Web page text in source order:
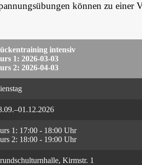
können zu einer
intensiv
1: 2026-03-03
2: 2026-04-03
1: 17:00 - 18:00 Uhr
2: 18:00 - 19:00 Uhr
Kirmstr. 1